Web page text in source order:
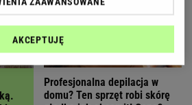
Profesjonalna depilacja w
domu? Ten sprzęt robi skórę
AKCEPTUJĘ